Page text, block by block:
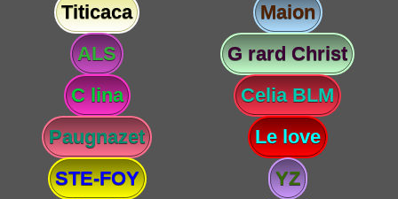
Titicaca
Maion
ALS
G rard Christ
C lina
Celia BLM
Paugnazet
Le love
STE-FOY
YZ